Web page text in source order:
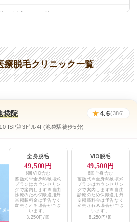
、新宿三丁目院 ★4.5 / 5（107件）
★4.2 (31件)
★4.2 (31件)
ク ★2.6 (69件)
ンズ新宿院 ★3.7 / 5（127件）
ム吉祥寺院 ★4.6 / 5（544件）
祥寺院 ★4.7 / 5（1,043件）
南口・渋谷公園通り・
★4.6 / 5（209件）
療脱毛クリニック一覧
袋院 ★ 4.6(386)
ISP第3ビル4F(池袋駅徒歩5分)
全身脱毛
49,500円
6回VIO含む
蓄熱式※全身熱破壊式
プランはカウンセリン
グで案内します※自由
診療のため保険適用外
※掲載料金は予告なく
変更される場合がござ
います。
8,250円/回
VIO脱毛
49,500円
6回全身含む
蓄熱式※全身熱破壊式
プランはカウンセリン
グで案内します※自由
診療のため保険適用外
※掲載料金は予告なく
変更される場合がござ
います。
8,250円/回